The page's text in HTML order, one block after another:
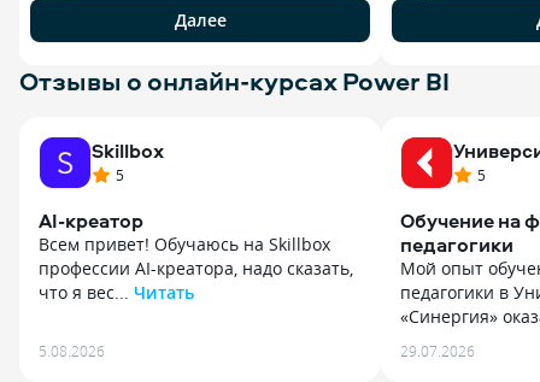
Далее
Отзывы о онлайн-курсах Power BI
Skillbox
5
AI-креатор
Всем привет! Обучаюсь на Skillbox
профессии AI-креатора, надо сказать,
что я вес... Читать
профессии AI-креатора, надо сказать,
что я весьма и весьма далека
5.08.2026
5
Обучение на
педагогики
Мой опыт
педагогики в
«Синергия»
Мой опыт
педагогики в
29.07.2026